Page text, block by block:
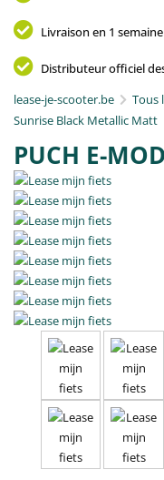
Livraison en 1 semaine
Distributeur officiel
lease-je-scooter.be
Tous
Sunrise Black Metallic Matt
PUCH E-